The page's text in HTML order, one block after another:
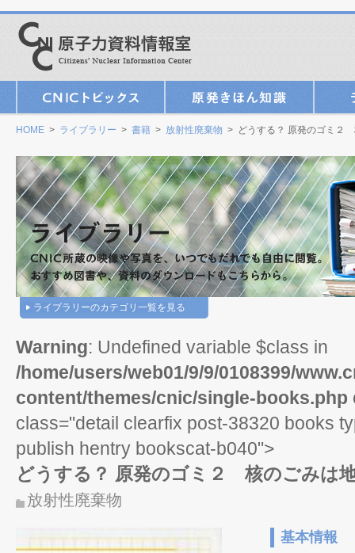
HOME > ライブラリー > 書籍 > 放射性廃棄物 > どうする？ 原発のゴミ２
ライブラリーのカテゴリ一覧を見る
Warning: Undefined variable $class in
/home/users/web01/9/9/0108399/
content/themes/cnic/single-books.php
class="detail clearfix post-38320 books
publish hentry bookscat-b040">
どうする？ 原発のゴミ２ 核のごみは
放射性廃棄物
基本情報